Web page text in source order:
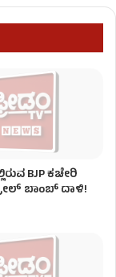
BJP ಕಚೇರಿ
ಬಾಂಬ್ ದಾಳಿ!